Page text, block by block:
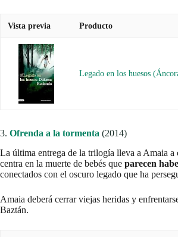
Vista previa Producto
Legado en los huesos
3. Ofrenda a la tormenta (2014)
La última entrega de la trilogía lleva a Amaia a
centra en la muerte de bebés que parecen
conectados con el oscuro legado que ha
Amaia deberá cerrar viejas heridas y
Baztán.